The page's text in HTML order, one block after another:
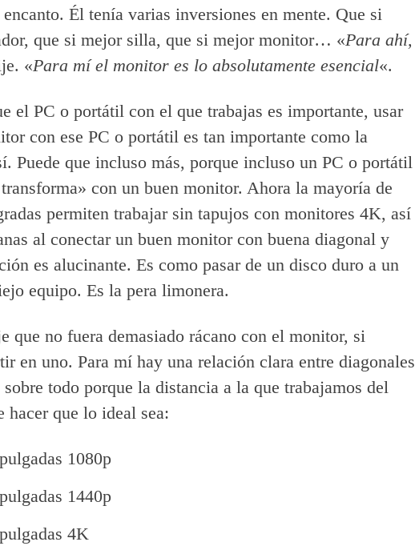
encanto. Él tenía varias inversiones en mente. Que si
que si mejor silla, que si mejor monitor… «Para ahí,
«Para mí el monitor es lo absolutamente esencial«.
el PC o portátil con el que trabajas es importante, usar
con ese PC o portátil es tan importante como la
Puede que incluso más, porque incluso un PC o portátil
con un buen monitor. Ahora la mayoría de
permiten trabajar sin tapujos con monitores 4K, así
al conectar un buen monitor con buena diagonal y
es alucinante. Es como pasar de un disco duro a un
equipo. Es la pera limonera.
que no fuera demasiado rácano con el monitor, si
en uno. Para mí hay una relación clara entre diagonales
todo porque la distancia a la que trabajamos del
hacer que lo ideal sea:
1080p
1440p
4K